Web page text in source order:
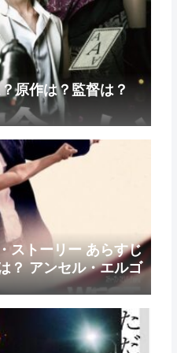
原作は？監督は？
ストーリー あらすじ
？ アンセル・エルゴ